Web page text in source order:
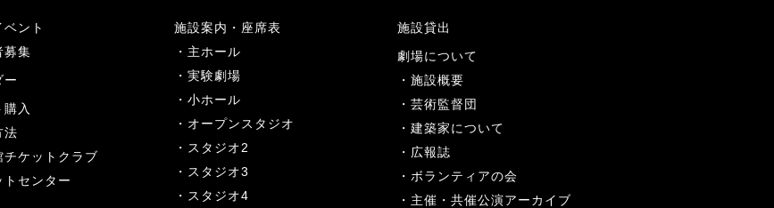
ント
募集
ー
入
法
チケットクラブ
トセンター
施設案内・座席表
主ホール
実験劇場
小ホール
オープンスタジオ
スタジオ2
スタジオ3
スタジオ4
施設貸出
劇場について
施設概要
芸術監督団
建築家について
広報誌
ボランティアの会
主催・共催公演アーカイブ